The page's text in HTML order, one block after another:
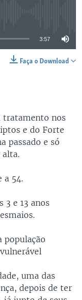
available
3:57
Faça o Download
tratamento nos
e do Forte
passado e só
alta.
a 54.
3 e 13 anos
população
uma das
depois de ter